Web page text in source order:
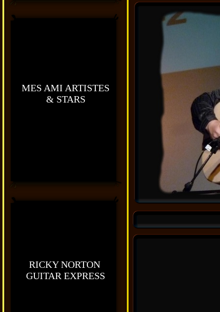
MES AMI ARTISTES
& STARS
RICKY NORTON
GUITAR EXPRESS